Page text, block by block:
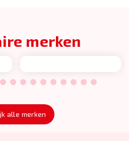
merken
7 8 9 10 11 12 13 14 15 16
alle merken